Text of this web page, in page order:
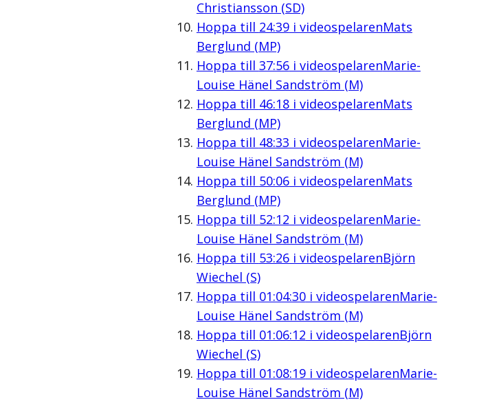
Christiansson (SD)
Hoppa till 24:39i videospelarenMats
Berglund (MP)
Hoppa till 37:56i videospelarenMarie-
Louise Hänel Sandström (M)
Hoppa till 46:18i videospelarenMats
Berglund (MP)
Hoppa till 48:33 i videospelarenMarie-
Louise Hänel Sandström (M)
Hoppa till 50:06i videospelarenMats
Berglund (MP)
Hoppa till 52:12 i videospelarenMarie-
Louise Hänel Sandström (M)
Hoppa till 53:26i videospelarenBjörn
Wiechel (S)
Hoppa till 01:04:30i videospelarenMarie-
Louise Hänel Sandström (M)
Hoppa till 01:06:12 i videospelarenBjörn
Wiechel (S)
Hoppa till 01:08:19i videospelarenMarie-
Louise Hänel Sandström (M)